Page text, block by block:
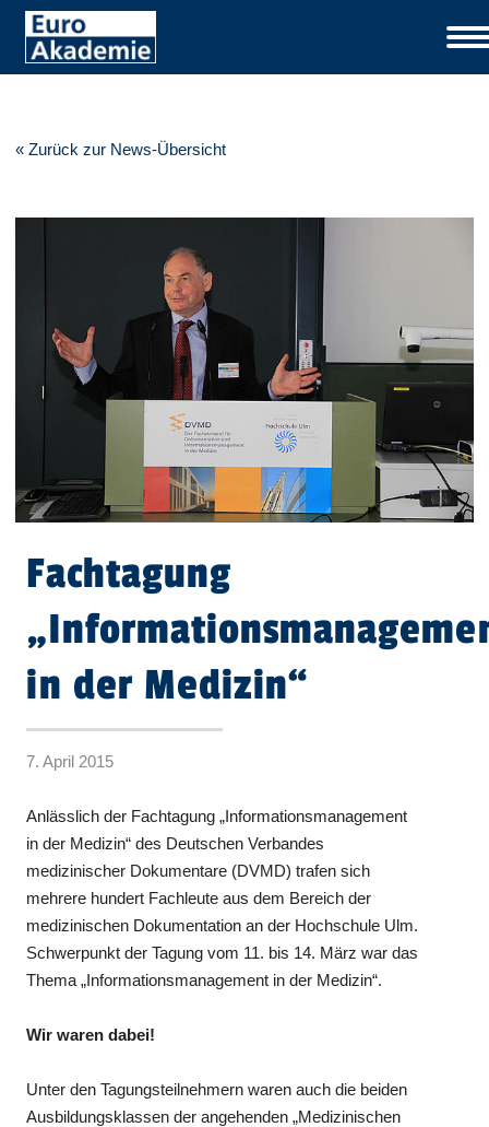
« Zurück zur News-Übersicht
Fachtagung
in der Medizin“
7. April 2015
Anlässlich der Fachtagung „Informationsmanagement
in der Medizin“ des Deutschen Verbandes
medizinischer Dokumentare (DVMD) trafen sich
mehrere hundert Fachleute aus dem Bereich der
medizinischen Dokumentation an der Hochschule Ulm.
Schwerpunkt der Tagung vom 11. bis 14. März war das
Thema „Informationsmanagement in der Medizin“.
Wir waren dabei!
Unter den Tagungsteilnehmern waren auch die beiden
Ausbildungsklassen der angehenden „Medizinischen